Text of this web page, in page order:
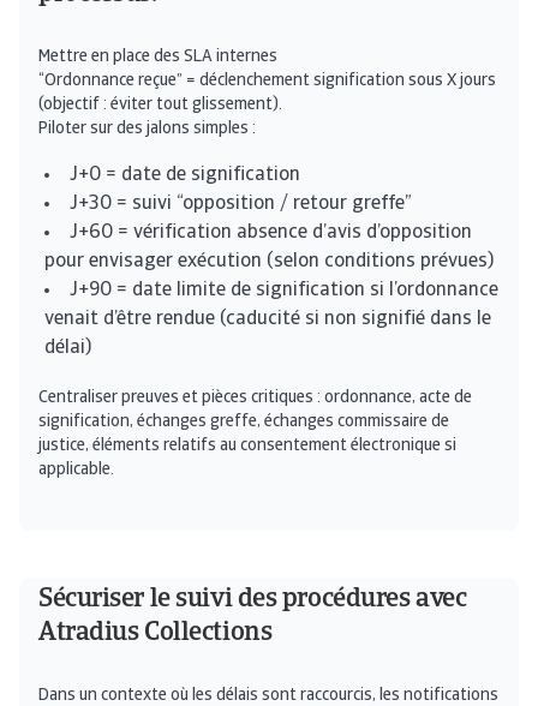
Mettre en place des SLA internes
“Ordonnance reçue” = déclenchement signification sous X jours
(objectif : éviter tout glissement).
Piloter sur des jalons simples :
J+0 = date de signification
J+30 = suivi “opposition / retour greffe”
J+60 = vérification absence d’avis d’opposition
pour envisager exécution (selon conditions prévues)
J+90 = date limite de signification si l’ordonnance
venait d’être rendue (caducité si non signifié dans le
délai)
Centraliser preuves et pièces critiques : ordonnance, acte de
signification, échanges greffe, échanges commissaire de
justice, éléments relatifs au consentement électronique si
applicable.
Sécuriser le suivi des procédures avec
Atradius Collections
Dans un contexte où les délais sont raccourcis, les notifications